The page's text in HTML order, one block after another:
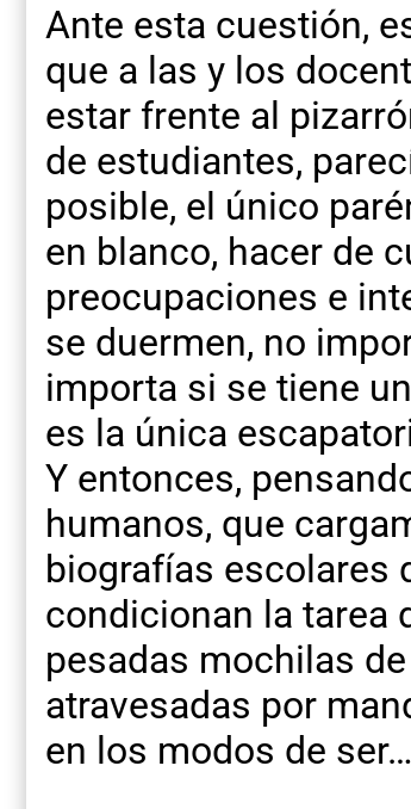
Ante esta cuestión,
que a las y los
estar frente al
de estudiantes,
posible, el único
en blanco, hacer de
preocupaciones e
se duermen, no
importa si se tiene
es la única
Y entonces,
humanos, que
biografías escolares
condicionan la tarea
pesadas mochilas
atravesadas por
en los modos de ser…